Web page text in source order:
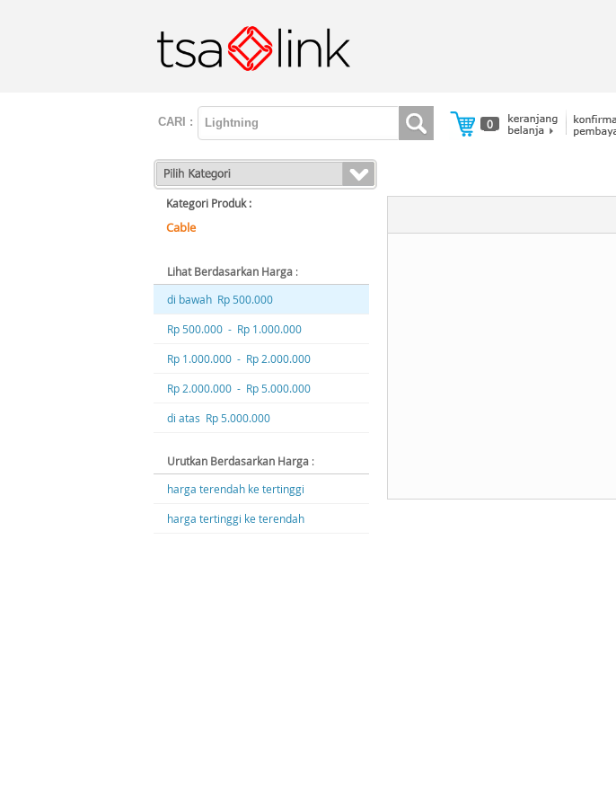
CARI : 0
Kategori Produk :
Cable
Lihat Berdasarkan Harga :
di bawah Rp 500.000
Rp 500.000 - Rp 1.000.000
Rp 1.000.000 - Rp 2.000.000
Rp 2.000.000 - Rp 5.000.000
di atas Rp 5.000.000
Urutkan Berdasarkan Harga :
harga terendah ke tertinggi
harga tertinggi ke terendah